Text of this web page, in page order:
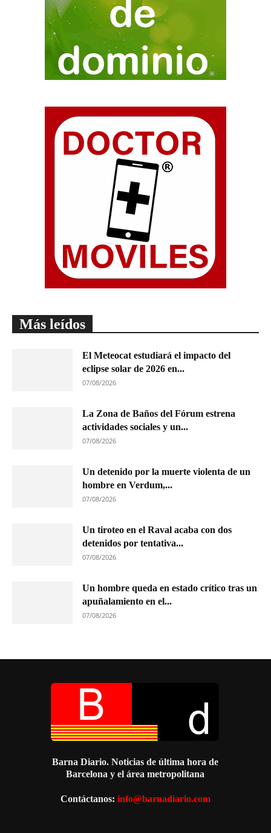
Más leídos
El Meteocat estudiará el impacto del
eclipse solar de 2026 en...
07/08/2026
La Zona de Baños del Fórum estrena
actividades sociales y un...
07/08/2026
Un detenido por la muerte violenta de un
hombre en Verdum,...
07/08/2026
Un tiroteo en el Raval acaba con dos
detenidos por tentativa...
07/08/2026
Un hombre queda en estado crítico tras un
apuñalamiento en el...
07/08/2026
Barna Diario. Noticias de última hora de
Barcelona y el área metropolitana
Contáctanos: info@barnadiario.com